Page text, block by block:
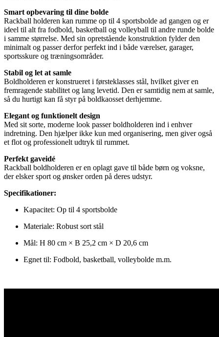
Smart opbevaring til dine bolde
Rackball holderen kan rumme op til 4 sportsbolde ad gangen og er
ideel til alt fra fodbold, basketball og volleyball til andre runde bolde
i samme størrelse. Med sin opretstående konstruktion fylder den
minimalt og passer derfor perfekt ind i både værelser, garager,
sportsskure og træningsområder.
Stabil og let at samle
Boldholderen er konstrueret i førsteklasses stål, hvilket giver en
fremragende stabilitet og lang levetid. Den er samtidig nem at samle,
så du hurtigt kan få styr på boldkaosset derhjemme.
Elegant og funktionelt design
Med sit sorte, moderne look passer boldholderen ind i enhver
indretning. Den hjælper ikke kun med organisering, men giver også
et flot og professionelt udtryk til rummet.
Perfekt gaveidé
Rackball boldholderen er en oplagt gave til både børn og voksne,
der elsker sport og ønsker orden på deres udstyr.
Specifikationer:
Kapacitet: Op til 4 sportsbolde
Materiale: Robust sort stål
Mål: H 80 cm × B 25,2 cm × D 20,6 cm
Egnet til: Fodbold, basketball, volleybolde m.m.